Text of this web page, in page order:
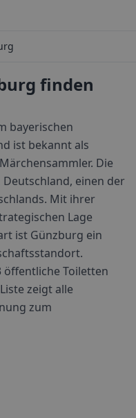
finden
bayerischen
ist bekannt als
Die
einen der
Mit ihrer
Lage
ist Günzburg ein
öffentliche Toiletten
zeigt alle
zum